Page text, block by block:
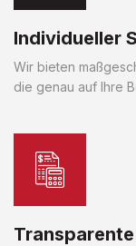
Individueller
Wir bieten
die genau auf Ihre